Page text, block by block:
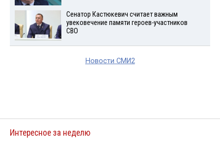
Сенатор Кастюкевич считает важным
увековечение памяти героев-участников
СВО
Новости СМИ2
Интересное за неделю